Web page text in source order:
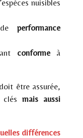
nuisibles
deperformance
conforme à
être assurée,
clésmais aussi
différences